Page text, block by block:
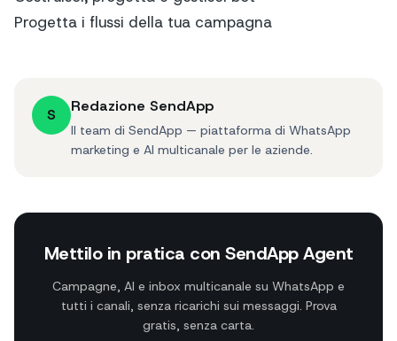
Progetta i flussi della tua campagna
S Redazione SendApp
Il team di SendApp — piattaforma di WhatsApp
marketing e AI multicanale per le aziende.
Mettilo in pratica con SendApp Agent
Campagne, AI e inbox multicanale su WhatsApp e
tutti i canali, senza ricarichi sui messaggi. Prova
gratis, senza carta.